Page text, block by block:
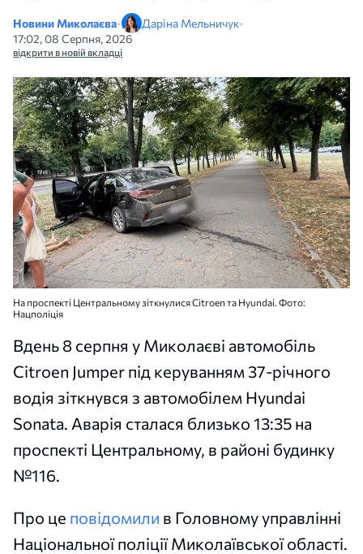
Новини Миколаєва• Даріна Мельничук•
17:02, 08 Серпня, 2026
відкрити в новій вкладці
На проспекті Центральному зіткнулися Citroen та Hyundai. Фото:
Нацполіція
Вдень 8 серпня у Миколаєві автомобіль
Citroen Jumper під керуванням 37-річного
водія зіткнувся з автомобілем Hyundai
Sonata. Аварія сталася близько 13:35 на
проспекті Центральному, в районі будинку
№116.
Про це повідомили в Головному управлінні
Національної поліції Миколаївської області.